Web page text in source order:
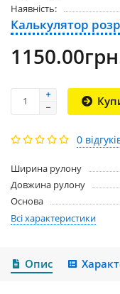
Наявність:
Калькулятор
0
Ширина рулону
Довжина рулону
Основа
Всі характеристики
Опис